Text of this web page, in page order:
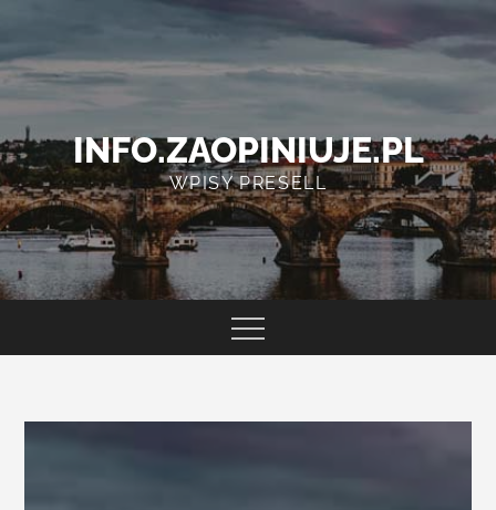
content
INFO.ZAOPINIUJE.PL
WPISY PRESELL